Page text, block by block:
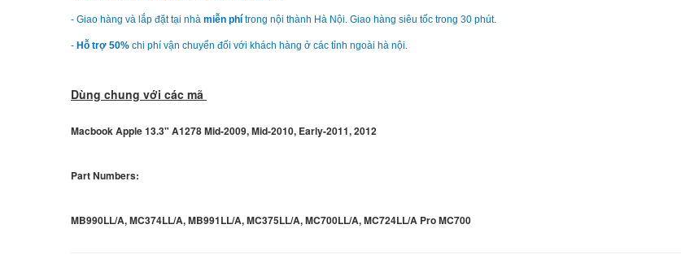
- Giao hàng và lắp đặt tại nhà miễn phí trong nội thành Hà Nội. Giao hàng siêu tốc trong 30 phút.
- Hỗ trợ 50% chi phí vận chuyển đối với khách hàng ở các tỉnh ngoài hà nội.
Dùng chung với các mã
Macbook Apple 13.3" A1278 Mid-2009, Mid-2010, Early-2011, 2012
Part Numbers:
MB990LL/A, MC374LL/A, MB991LL/A, MC375LL/A, MC700LL/A, MC724LL/A Pro MC700